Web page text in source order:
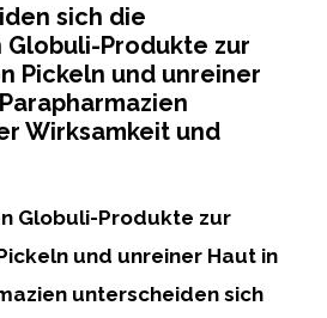
sich die
Produkte zur
Pickeln und unreiner
Wirksamkeit und
Globuli-Produkte zur
und unreiner Haut in
unterscheiden sich